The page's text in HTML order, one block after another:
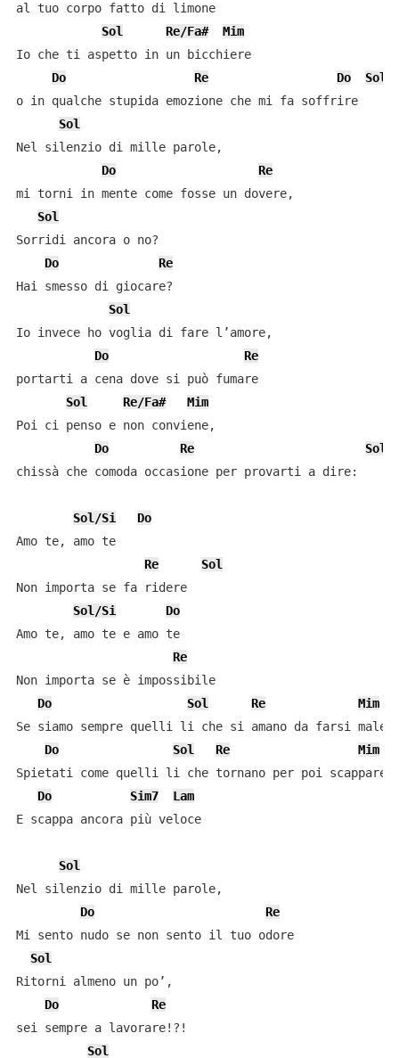
al tuo corpo fatto di limone
Sol
Re/Fa#
Mim
Io che ti aspetto in un bicchiere
Do
Re Do
Sol
o in qualche stupida emozione che mi fa soffrire
Sol
Nel silenzio di mille parole,
Do
Re
mi torni in mente come fosse un dovere,
Sol
Sorridi ancora o no?
Do
Re
Hai smesso di giocare?
Sol
Io invece ho voglia di fare l’amore,
Do
Re
portarti a cena dove si può fumare
Sol
Re/Fa#
Mim
Poi ci penso e non conviene,
Do
Re
Sol
chissà che comoda occasione per provarti a dire:
Sol/Si
Do
Amo te, amo te
Re
Sol
Non importa se fa ridere
Sol/Si
Do
Amo te, amo te e amo te
Re
Non importa se è impossibile
Do
Sol Re
Mim
Se siamo sempre quelli li che si amano da farsi male
Do
Sol Re
Mim
Spietati come quelli li che tornano per poi scappare
Do
Sim7
Lam
E scappa ancora più veloce
Sol
Nel silenzio di mille parole,
Do
Re
Mi sento nudo se non sento il tuo odore
Sol
Ritorni almeno un po’,
Do
Re
sei sempre a lavorare!?!
Sol